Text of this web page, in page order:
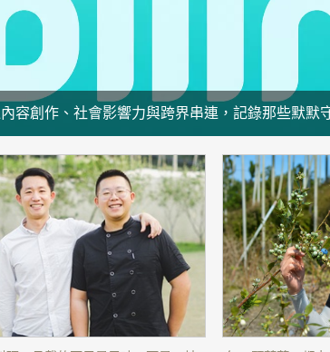
容創作、社會影響力與跨界串連，記錄那些默默
信，真正的循環，不只是材料重新開始，更是讓